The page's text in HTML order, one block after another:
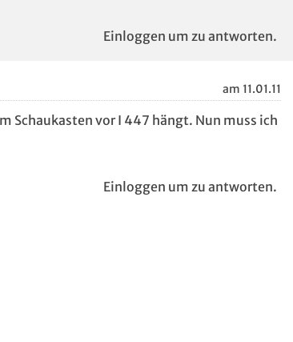
Einloggen um zu antworten.
am 11.01.11
Schaukasten vor I 447 hängt. Nun muss ich
Einloggen um zu antworten.